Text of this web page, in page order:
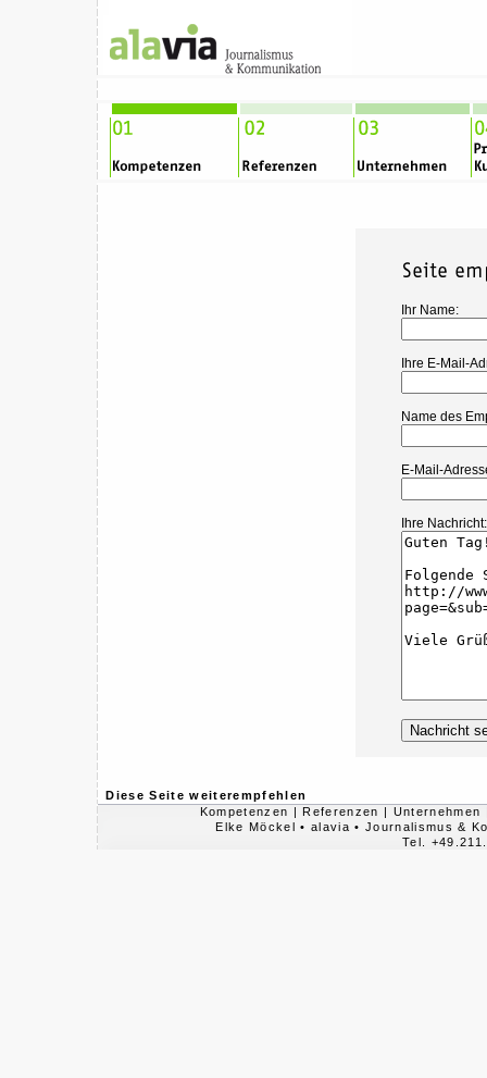
Ihr Name:
Ihre E-Mail-
Name des
E-Mail-
Ihre Nachricht:
Diese Seite weiterempfehlen
Kompetenzen | Referenzen | Unternehmen
Elke Möckel • alavia • Journalismus &
Tel.